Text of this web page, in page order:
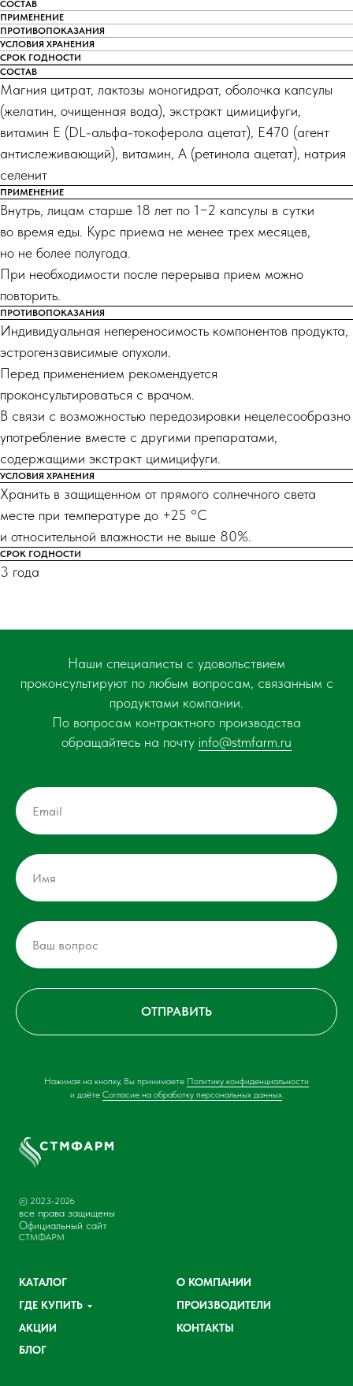
СОСТАВ
ПРИМЕНЕНИЕ
ПРОТИВОПОКАЗАНИЯ
УСЛОВИЯ ХРАНЕНИЯ
СРОК ГОДНОСТИ
СОСТАВ
Магния цитрат, лактозы моногидрат, оболочка капсулы
(желатин, очищенная вода), экстракт цимицифуги,
витамин Е (DL-альфа-токоферола ацетат), Е470 (агент
антислеживающий), витамин, А (ретинола ацетат), натрия
селенит
ПРИМЕНЕНИЕ
Внутрь, лицам старше 18 лет по 1−2 капсулы в сутки
во время еды. Курс приема не менее трех месяцев,
но не более полугода.
При необходимости после перерыва прием можно
повторить.
ПРОТИВОПОКАЗАНИЯ
Индивидуальная непереносимость компонентов продукта,
эстрогензависимые опухоли.
Перед применением рекомендуется
проконсультироваться с врачом.
В связи с возможностью передозировки нецелесообразно
употребление вместе с другими препаратами,
содержащими экстракт цимицифуги.
УСЛОВИЯ ХРАНЕНИЯ
Хранить в защищенном от прямого солнечного света
месте при температуре до +25 °С
и относительной влажности не выше 80%.
СРОК ГОДНОСТИ
3 года
Наши специалисты с удовольствием
проконсультируют по любым вопросам, связанным с
продуктами компании.
По вопросам контрактного производства
обращайтесь на почту info@stmfarm.ru
ОТПРАВИТЬ
Нажимая на кнопку, Вы принимаете Политику конфиденциальности
и даёте Согласие на обработку персональных данных.
© 2023-2026
все права защищены
Официальный сайт
СТМФАРМ
КАТАЛОГ
ГДЕ КУПИТЬ
АКЦИИ
БЛОГ
О КОМПАНИИ
ПРОИЗВОДИТЕЛИ
КОНТАКТЫ